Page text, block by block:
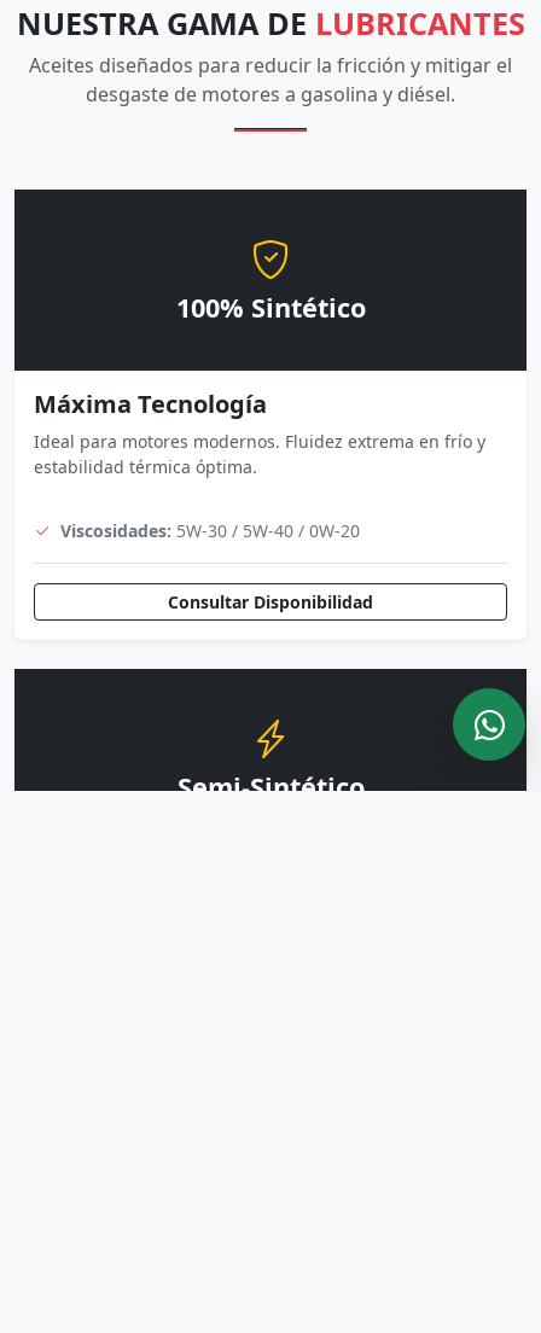
NUESTRA GAMA DE LUBRICANTES
Aceites diseñados para reducir la fricción y mitigar el
desgaste de motores a gasolina y diésel.
100% Sintético
Máxima Tecnología
Ideal para motores modernos. Fluidez extrema en frío y
estabilidad térmica óptima.
Viscosidades: 5W-30 / 5W-40 / 0W-20
Consultar Disponibilidad
Semi-Sintético